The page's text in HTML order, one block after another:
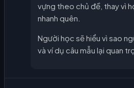
vựng theo chủ đề, thay vì
nhanh quên.
Người học sẽ hiểu vì sao
và ví dụ câu mẫu lại quan